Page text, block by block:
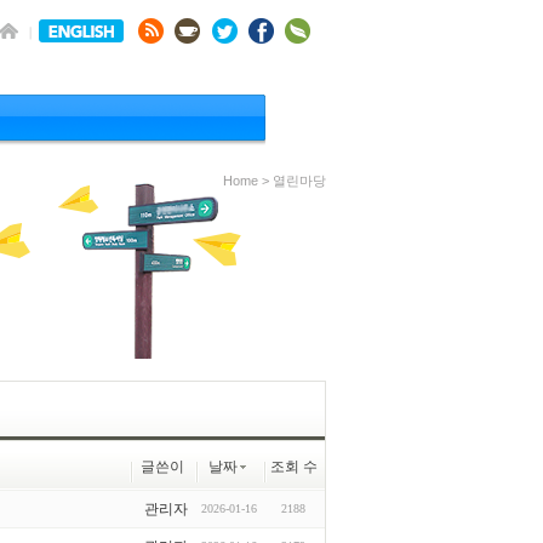
Home > 열린마당
글쓴이 날짜 조회 수
관리자 2026-01-16 2188